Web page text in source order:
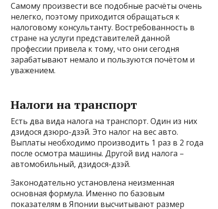
Самому произвести все подобные расчёты очень
нелегко, поэтому приходится обращаться к
налоговому консультанту. Востребованность в
стране на услуги представителей данной
профессии привела к тому, что они сегодня
зарабатывают немало и пользуются почётом и
уважением.
Налоги на транспорт
Есть два вида налога на транспорт. Один из них
дзидося дзюро-дзэй. Это налог на вес авто.
Выплаты необходимо производить 1 раз в 2 года
после осмотра машины. Другой вид налога –
автомобильный, дзидося-дзэй.
Законодательно установлена неизменная
основная формула. Именно по базовым
показателям в Японии высчитывают размер